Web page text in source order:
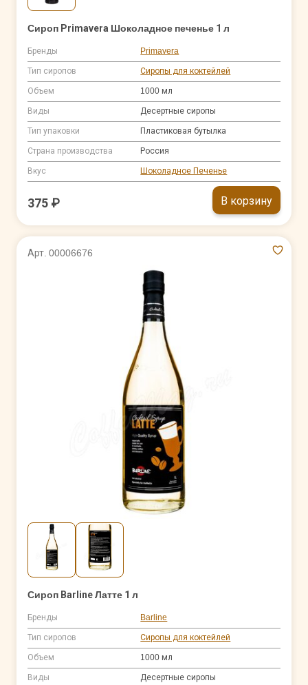
Сироп Primavera Шоколадное печенье 1 л
Бренды Primavera
Тип сиропов Сиропы для коктейлей
Объем 1000 мл
Виды Десертные сиропы
Тип упаковки Пластиковая бутылка
Страна производства Россия
Вкус Шоколадное Печенье
375 ₽ В корзину
Арт. 00006676
Сироп Barline Латте 1 л
Бренды Barline
Тип сиропов Сиропы для коктейлей
Объем 1000 мл
Виды Десертные сиропы